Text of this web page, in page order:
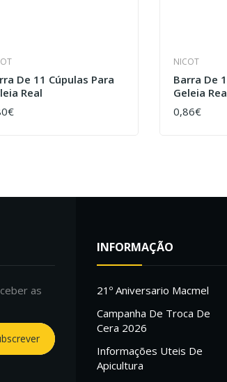
De 11 Cúpulas Para
Real
NICOT
Barra De
Geleia
0,86€
COMPRAR
as
INFORMAÇÃO
21º Aniversario Macmel
Campanha De Troca De
Cera 2026
Informações Uteis De
Apicultura